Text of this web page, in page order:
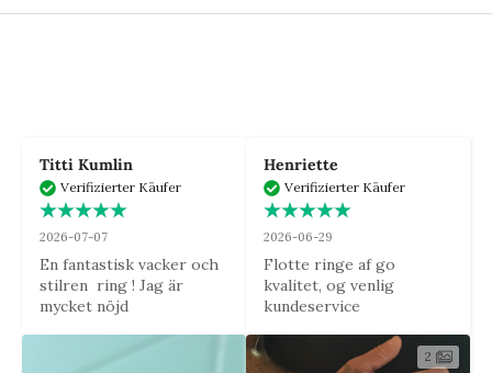
Titti Kumlin
Verifizierter Käufer
2026-07-07
En fantastisk vacker och
stilren  ring ! Jag är
mycket nöjd
Henriette
Verifizierter Käufer
2026-06-29
Flotte ringe af go
kvalitet, og venlig
kundeservice
2